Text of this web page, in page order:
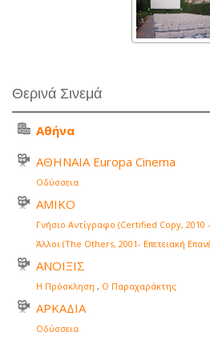
Θερινά Σινεμά
Αθήνα
ΑΘΗΝΑΙΑ Europa Cinema
Οδύσσεια
ΑΜΙΚΟ
Γνήσιο Αντίγραφο (Certified Copy,
Άλλοι (The Others, 2001- Επετειακή
ΑΝΟΙΞΙΣ
Η Πρόσκληση , Ο Παραχαράκτης
ΑΡΚΑΔΙΑ
Οδύσσεια